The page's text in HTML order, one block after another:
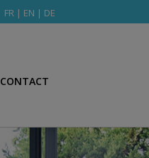
FR | EN | DE
CONTACT